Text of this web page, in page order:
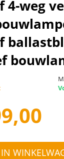
4-weg
IN